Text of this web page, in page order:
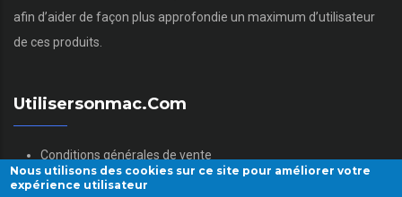
afin d’aider de façon plus approfondie un maximum d’utilisateur
de ces produits.
Utilisersonmac.com
Conditions générales de vente
Mentions légales
Nous utilisons des cookies sur ce site pour améliorer votre
expérience utilisateur